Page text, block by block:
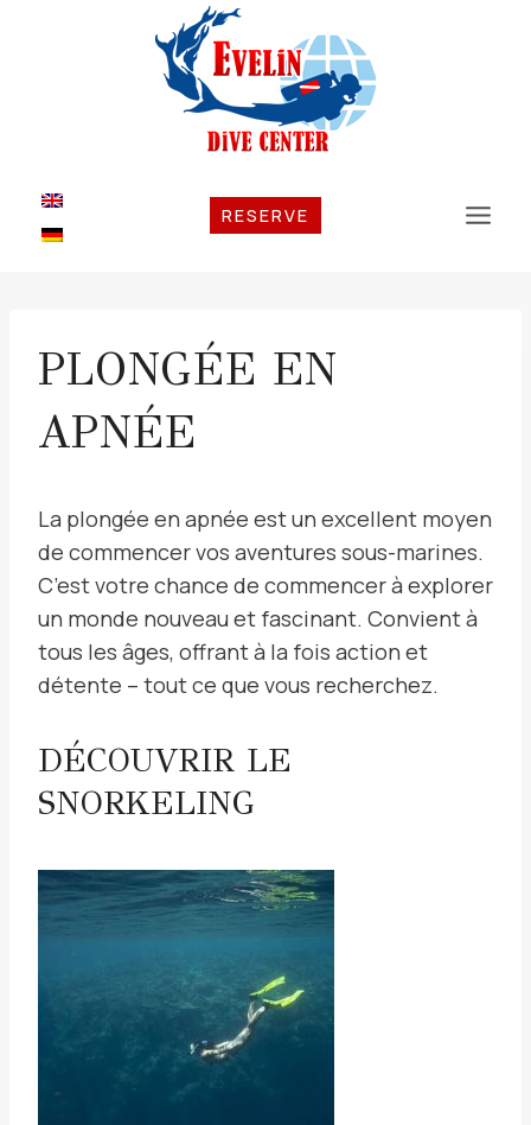
RESERVE
PLONGÉE EN
APNÉE
La plongée en apnée est un excellent moyen
de commencer vos aventures sous-marines.
C’est votre chance de commencer à explorer
un monde nouveau et fascinant. Convient à
tous les âges, offrant à la fois action et
détente – tout ce que vous recherchez.
DÉCOUVRIR LE
SNORKELING